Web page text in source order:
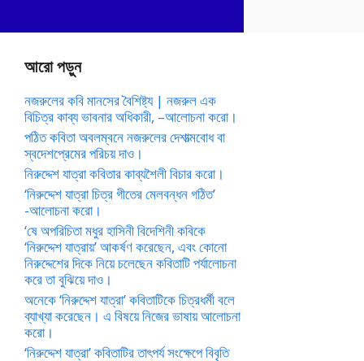
আরো পড়ুন
নজরুলের কবি মানসের বৈশিষ্ট্য | নজরুল এক
বিচিত্র কাব্য ভাবনার অধিকারী, –আলোচনা করো।
পঠিত কবিতা অবলম্বনে নজরুলের দেশাত্মবোধ বা
স্বদেশপ্রেমের পরিচয় দাও।
নিরুদ্দেশ যাত্রা কবিতার কাব্যশৈলী বিচার করো।
‘নিরুদ্দেশ যাত্রা চিত্র গীতের মেলবন্ধন গঠিত’
-আলোচনা করো।
‘ষে অপরিচিতা মধুর হাসিনী বিদেশিনী কবিকে
‘নিরুদ্দেশ যাত্রায়’ আকর্ষণ করেছেন, এবং কোনো
নিরুদ্দেশের দিকে নিয়ে চলেছেন কবিতাটি পর্যালোচনা
করে তা বুঝিয়ে দাও।
অনেকে ‘নিরুদ্দেশ যাত্রা’ কবিতাটিকে চিত্রধর্মী বলে
ব্যাখ্যা করেছেন। এ বিষয়ে নিজের ভাষায় আলোচনা
করো।
‘নিরুদ্দেশ যাত্রা’ কবিতাটির তাৎপর্য সংক্ষেপে বিবৃতি